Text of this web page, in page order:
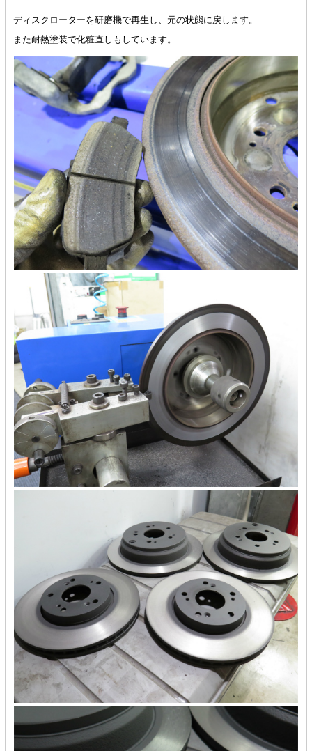
ディスクローターを研磨機で再生し、元の状態に戻します。
また耐熱塗装で化粧直しもしています。